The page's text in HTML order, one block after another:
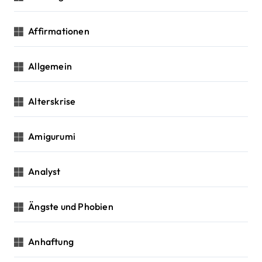
t
i
n
Affirmationen
Allgemein
Alterskrise
Amigurumi
Analyst
Ängste und Phobien
Anhaftung